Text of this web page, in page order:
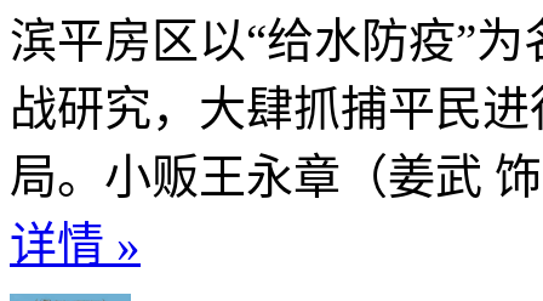
滨平房区以“给水防疫”
战研究，大肆抓捕平民
局。小贩王永章（姜武
详情 »